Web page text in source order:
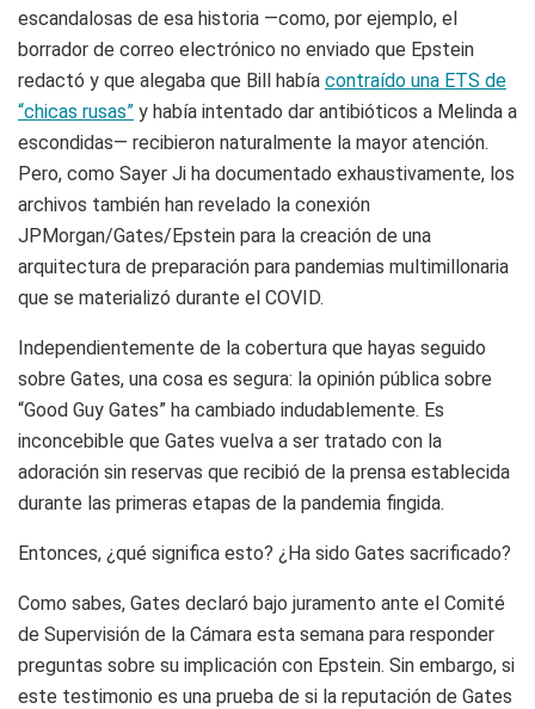
escandalosas de esa historia —como, por ejemplo, el
borrador de correo electrónico no enviado que Epstein
redactó y que alegaba que Bill había contraído una ETS de
“chicas rusas” y había intentado dar antibióticos a Melinda a
escondidas— recibieron naturalmente la mayor atención.
Pero, como Sayer Ji ha documentado exhaustivamente, los
archivos también han revelado la conexión
JPMorgan/Gates/Epstein para la creación de una
arquitectura de preparación para pandemias multimillonaria
que se materializó durante el COVID.
Independientemente de la cobertura que hayas seguido
sobre Gates, una cosa es segura: la opinión pública sobre
“Good Guy Gates” ha cambiado indudablemente. Es
inconcebible que Gates vuelva a ser tratado con la
adoración sin reservas que recibió de la prensa establecida
durante las primeras etapas de la pandemia fingida.
Entonces, ¿qué significa esto? ¿Ha sido Gates sacrificado?
Como sabes, Gates declaró bajo juramento ante el Comité
de Supervisión de la Cámara esta semana para responder
preguntas sobre su implicación con Epstein. Sin embargo, si
este testimonio es una prueba de si la reputación de Gates